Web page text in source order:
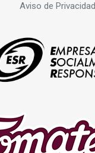
Aviso de Privacidad